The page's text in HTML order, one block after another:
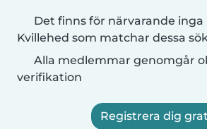
Det finns för närvarande inga
Kvillehed som matchar dessa
Alla medlemmar genomgår
verifikation
Registrera dig